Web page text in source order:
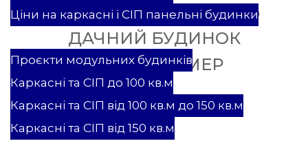
Ціни на каркасні і СІП панельні будинки
Проєкти модульних будинків
Каркасні та СІП до 100 кв.м
Каркасні та СІП від 100 кв.м до 150 кв.м
Каркасні та СІП від 150 кв.м
30 КВ. М. ПРОЕКТ ОРІЛЬ
ДАЧНИЙ БУДИНОК
ТРАНСФОРМЕР